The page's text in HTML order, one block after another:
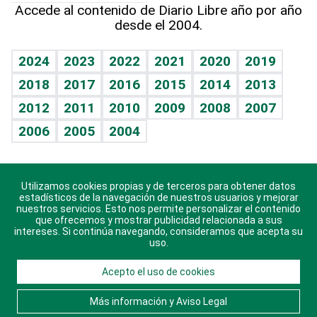
Vida y familia
Eñe
Celebrando la vida
Sin complejos
En pocas palabras
Escuchando al corazón
Economía Personal
BRV
TBT Deportivo
Más firmas
Guía del dinero
Horóscopos
Juegos
Accede al contenido de Diario Libre año por año
desde el 2004.
2024 2023 2022 2021 2020
2019
2018
2017 2016 2015 2014
2013
2012
2011 2010 2009 2008
2007
2006
2005 2004
Descarga nuestras aplicaciones para Android, iOS y
sistema Huawei.
© 2021 Diario Libre, todos los derechos reservados.
Consulta elAviso Legal. Ponte en Contacto
Utilizamos cookies propias y de terceros para obtener datos
estadísticos de la navegación de nuestros usuarios y mejorar
nuestros servicios. Esto nos permite personalizar el contenido
que ofrecemos y mostrar publicidad relacionada a sus
intereses. Si continúa navegando, consideramos que acepta su
uso.
Acepto el uso de cookies
Más información y Aviso Legal